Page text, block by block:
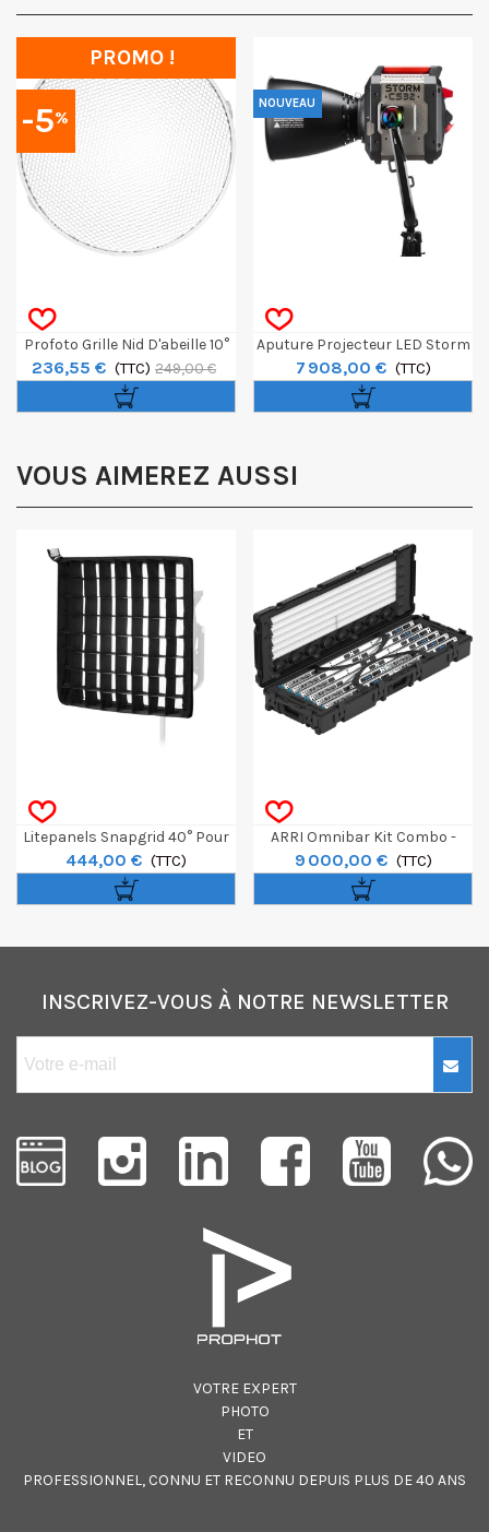
-5%
PROMO !
Profoto Grille Nid D'abeille 10°
White Pour Magnum
236,55 € (TTC) 249,00 €
NOUVEAU
Aputure Projecteur LED Storm
CS32 Avec Réflecteur
7 908,00 € (TTC)
VOUS AIMEREZ AUSSI
Litepanels Snapgrid 40° Pour
Gemini Snapbag 30x30cm
444,00 € (TTC)
ARRI Omnibar Kit Combo -
Blue/Silver
9 000,00 € (TTC)
INSCRIVEZ-VOUS À NOTRE NEWSLETTER
VOTRE EXPERT
PHOTO
ET
VIDEO
PROFESSIONNEL, CONNU ET RECONNU DEPUIS PLUS DE 40 ANS